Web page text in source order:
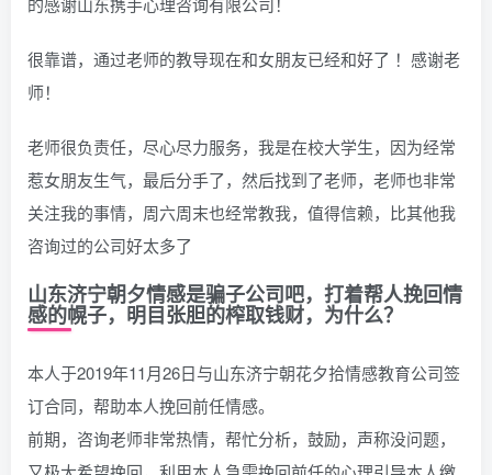
很靠谱，通过老师的教导现在和女朋友已经和好了 ！感谢老
师！
老师很负责任，尽心尽力服务，我是在校大学生，因为经常
惹女朋友生气，最后分手了，然后找到了老师，老师也非常
关注我的事情，周六周末也经常教我，值得信赖，比其他我
咨询过的公司好太多了
山东济宁朝夕情感是骗子公司吧，打着帮人挽回情
感的幌子，明目张胆的榨取钱财，为什么？
本人于2019年11月26日与山东济宁朝花夕拾情感教育公司签
订合同，帮助本人挽回前任情感。
前期，咨询老师非常热情，帮忙分析，鼓励，声称没问题，